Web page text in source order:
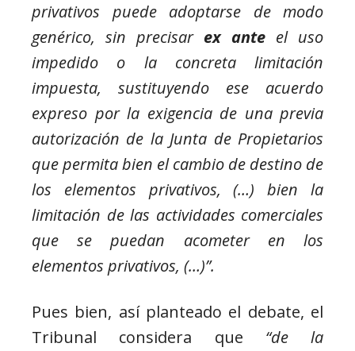
privativos puede adoptarse de modo
genérico, sin precisar ex ante el uso
impedido o la concreta limitación
impuesta, sustituyendo ese acuerdo
expreso por la exigencia de una previa
autorización de la Junta de Propietarios
que permita bien el cambio de destino de
los elementos privativos, (…) bien la
limitación de las actividades comerciales
que se puedan acometer en los
elementos privativos, (…)”.
Pues bien, así planteado el debate, el
Tribunal considera que “de la